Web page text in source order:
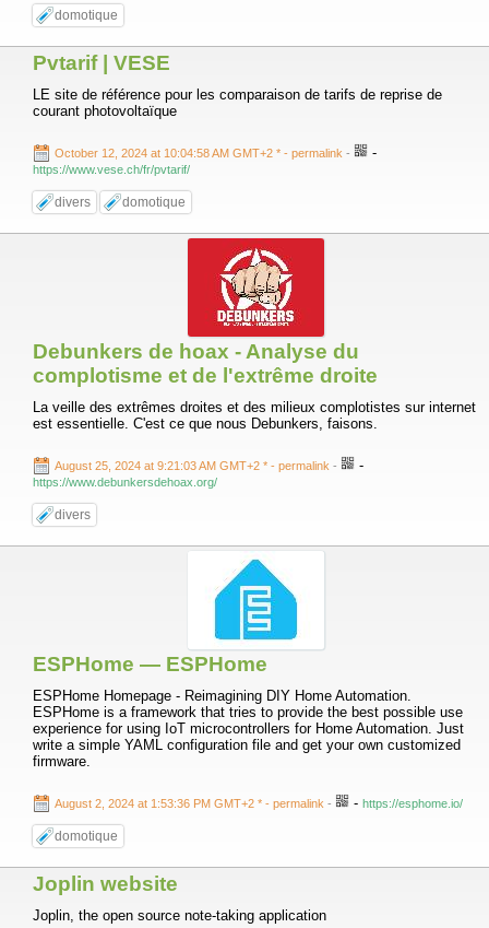
domotique
Pvtarif | VESE
LE site de référence pour les comparaison de tarifs de reprise de
courant photovoltaïque
October 12, 2024 at 10:04:58 AM GMT+2 * - permalink - -
https://www.vese.ch/fr/pvtarif/
divers domotique
Debunkers de hoax - Analyse du
complotisme et de l'extrême droite
La veille des extrêmes droites et des milieux complotistes sur internet
est essentielle. C'est ce que nous Debunkers, faisons.
August 25, 2024 at 9:21:03 AM GMT+2 * - permalink - -
https://www.debunkersdehoax.org/
divers
ESPHome — ESPHome
ESPHome Homepage - Reimagining DIY Home Automation.
ESPHome is a framework that tries to provide the best possible use
experience for using IoT microcontrollers for Home Automation. Just
write a simple YAML configuration file and get your own customized
firmware.
August 2, 2024 at 1:53:36 PM GMT+2 * - permalink - - https://esphome.io/
domotique
Joplin website
Joplin, the open source note-taking application